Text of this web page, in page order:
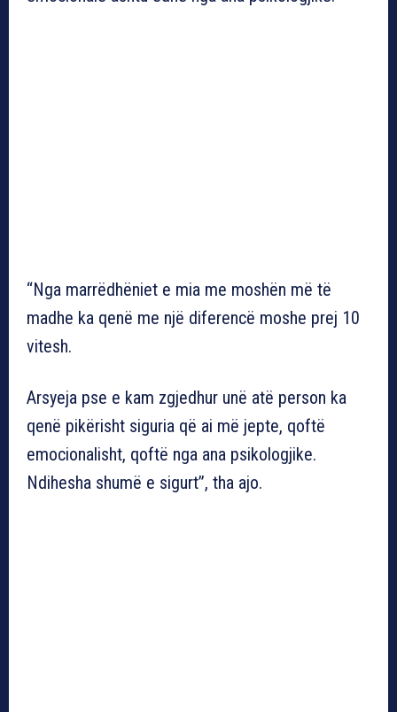
“Nga marrëdhëniet e mia me moshën më të
madhe ka qenë me një diferencë moshe prej 10
vitesh.
Arsyeja pse e kam zgjedhur unë atë person ka
qenë pikërisht siguria që ai më jepte, qoftë
emocionalisht, qoftë nga ana psikologjike.
Ndihesha shumë e sigurt”, tha ajo.